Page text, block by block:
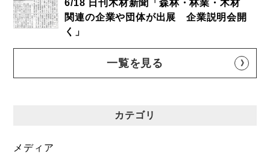
6/18 日刊木材新聞「森林・林業・木材
関連の企業や団体が出展 企業説明会開
く」
一覧を見る
カテゴリ
メディア